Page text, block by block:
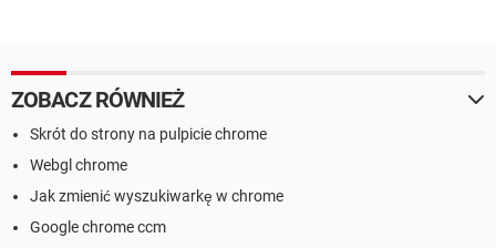
ZOBACZ RÓWNIEŻ
Skrót do strony na pulpicie chrome
Webgl chrome
Jak zmienić wyszukiwarkę w chrome
Google chrome ccm